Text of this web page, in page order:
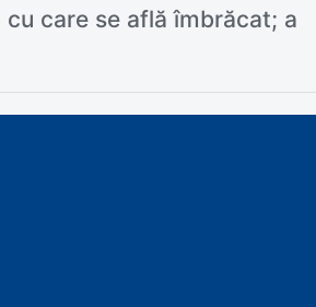
care se află îmbrăcat; a